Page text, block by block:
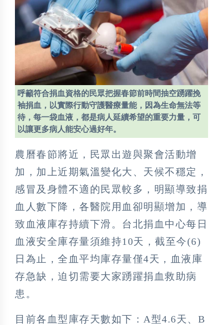
呼籲符合捐血資格的民眾把握春節前時間抽空踴躍挽
袖捐血，以實際行動守護醫療量能，因為生命無法等
待，每一袋血液，都是病人延續希望的重要力量，可
以讓更多病人能安心過好年。
農曆春節將近，民眾出遊與聚會活動增
加，加上近期氣溫變化大、天候不穩定，
感冒及身體不適的民眾較多，明顯導致捐
血人數下降，各醫院用血卻明顯增加，導
致血液庫存持續下滑。台北捐血中心每日
血液安全庫存量須維持10天，截至今(6)
日為止，全血平均庫存量僅4天，血液庫
存急缺，迫切需要大家踴躍捐血救助病
患。
目前各血型庫存天數如下：A型4.6天、B